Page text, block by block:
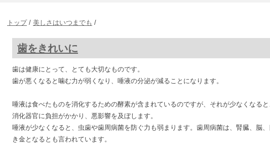
トップ/ 美しさはいつまでも /
歯をきれいに
歯は健康にとって、とても大切なものです。
歯が悪くなると噛む力が弱くなり、唾液の分泌が減ることになります。
唾液は食べたものを消化するための酵素が含まれているのですが、それが少なくなる
消化器官に負担がかかり、悪影響を及ぼします。
唾液が少なくなると、虫歯や歯周病菌を防ぐ力も弱まります。歯周病菌は、腎臓、脳、
き金となるとも言われています。